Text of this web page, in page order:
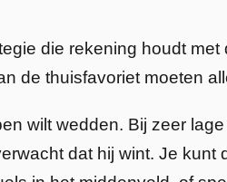
die rekening houdt
de thuisfavoriet moeten
wilt wedden. Bij zeer
dat hij wint. Je